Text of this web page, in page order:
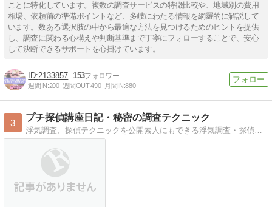
ことに特化しています。複数の調査サービスの特徴比較や、地域別の費用
相場、依頼前の準備ポイントなど、多岐にわたる情報を網羅的に解説して
います。数ある選択肢の中から最適な方法を見つけるためのヒントを提供
し、調査に関わる心構えや判断基準まで丁寧にフォローすることで、安心
して決断できるサポートを心掛けています。
2133857 153
週間IN:200 週間OUT:490 月間IN:880
3
プチ探偵講座日記・秘密の調査テクニック
浮気調査、探偵テクニックを公開素人にもできる浮気調査・探偵調査のテクニック・マル秘情報が満載。